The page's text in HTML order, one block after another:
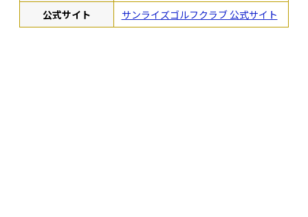
公式サイト
サンライズゴルフクラブ 公式サイト